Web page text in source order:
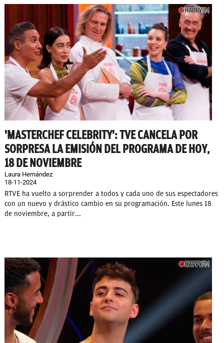
'MASTERCHEF CELEBRITY': TVE CANCELA POR
SORPRESA LA EMISIÓN DEL PROGRAMA DE HOY,
18 DE NOVIEMBRE
Laura Hernández
18-11-2024
RTVE ha vuelto a sorprender a todos y cada uno de sus espectadores
con un nuevo y drástico cambio en su programación. Este lunes 18
de noviembre, a partir...